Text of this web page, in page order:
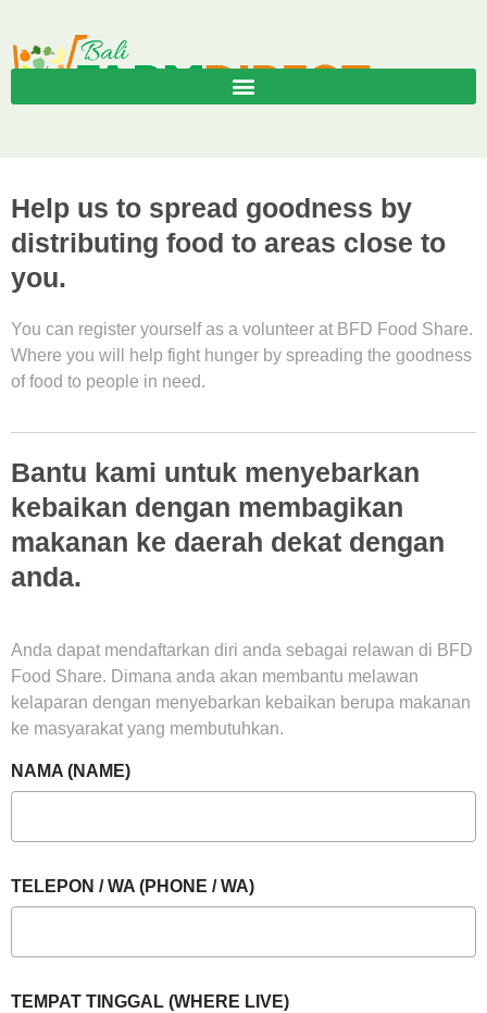
Help us to spread goodness by
distributing food to areas close to
you.
You can register yourself as a volunteer at BFD Food Share.
Where you will help fight hunger by spreading the goodness
of food to people in need.
Bantu kami untuk menyebarkan
kebaikan dengan membagikan
makanan ke daerah dekat dengan
anda.
Anda dapat mendaftarkan diri anda sebagai relawan di BFD
Food Share. Dimana anda akan membantu melawan
kelaparan dengan menyebarkan kebaikan berupa makanan
ke masyarakat yang membutuhkan.
NAMA (NAME)
TELEPON / WA (PHONE / WA)
TEMPAT TINGGAL (WHERE LIVE)